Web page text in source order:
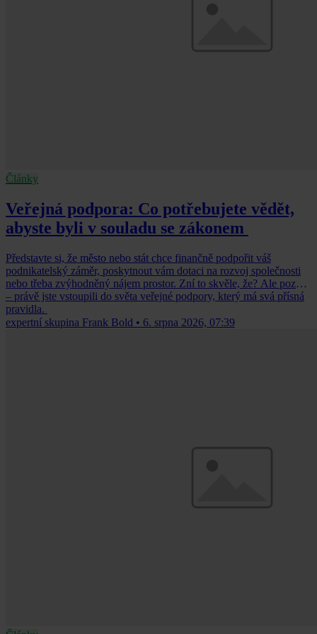
Články
Veřejná podpora: Co potřebujete vědět,
abyste byli v souladu se zákonem
Představte si, že město nebo stát chce finančně podpořit váš
podnikatelský záměr, poskytnout vám dotaci na rozvoj společnosti
nebo třeba zvýhodněný nájem prostor. Zní to skvěle, že? Ale pozor
– právě jste vstoupili do světa veřejné podpory, který má svá přísná
pravidla.
expertní skupina Frank Bold • 6. srpna 2026, 07:39